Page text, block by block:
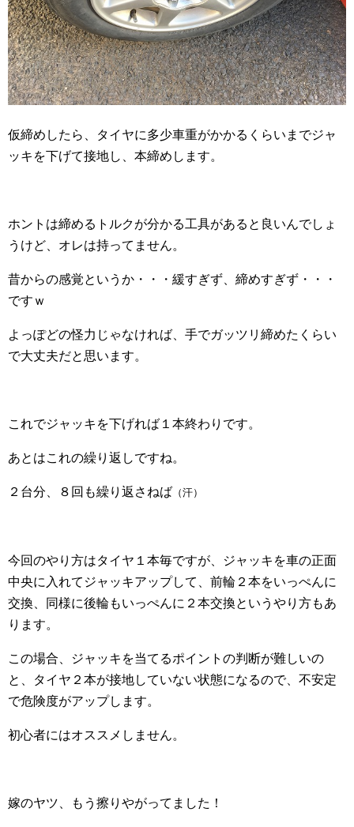
仮締めしたら、タイヤに多少車重がかかるくらいまでジャ
ッキを下げて接地し、本締めします。
ホントは締めるトルクが分かる工具があると良いんでしょ
うけど、オレは持ってません。
昔からの感覚というか・・・緩すぎず、締めすぎず・・・
ですｗ
よっぽどの怪力じゃなければ、手でガッツリ締めたくらい
で大丈夫だと思います。
これでジャッキを下げれば１本終わりです。
あとはこれの繰り返しですね。
２台分、８回も繰り返さねば （汗）
今回のやり方はタイヤ１本毎ですが、ジャッキを車の正面
中央に入れてジャッキアップして、前輪２本をいっぺんに
交換、同様に後輪もいっぺんに２本交換というやり方もあ
ります。
この場合、ジャッキを当てるポイントの判断が難しいの
と、タイヤ２本が接地していない状態になるので、不安定
で危険度がアップします。
初心者にはオススメしません。
嫁のヤツ、もう擦りやがってました！